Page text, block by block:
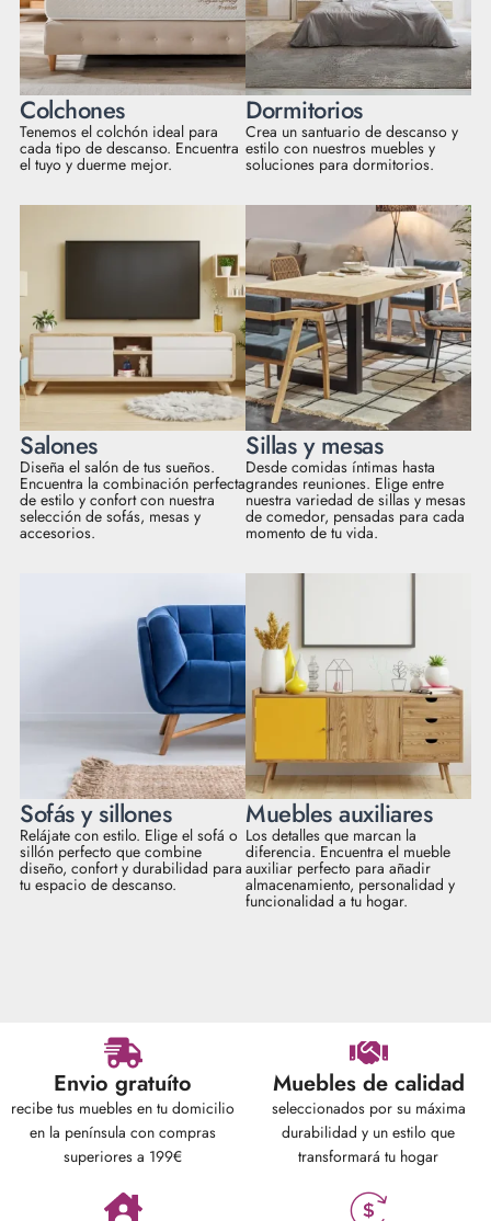
Colchones
Tenemos el colchón ideal para
cada tipo de descanso. Encuentra
el tuyo y duerme mejor.
Dormitorios
Crea un santuario de descanso y
estilo con nuestros muebles y
soluciones para dormitorios.
Salones
Diseña el salón de tus sueños.
Encuentra la combinación perfecta
de estilo y confort con nuestra
selección de sofás, mesas y
accesorios.
Sillas y mesas
Desde comidas íntimas hasta
grandes reuniones. Elige entre
nuestra variedad de sillas y mesas
de comedor, pensadas para cada
momento de tu vida.
Sofás y sillones
Relájate con estilo. Elige el sofá o
sillón perfecto que combine
diseño, confort y durabilidad para
tu espacio de descanso.
Muebles auxiliares
Los detalles que marcan la
diferencia. Encuentra el mueble
auxiliar perfecto para añadir
almacenamiento, personalidad y
funcionalidad a tu hogar.
Envio gratuíto
recibe tus muebles en tu domicilio
en la península con compras
superiores a 199€
Muebles de calidad
seleccionados por su máxima
durabilidad y un estilo que
transformará tu hogar